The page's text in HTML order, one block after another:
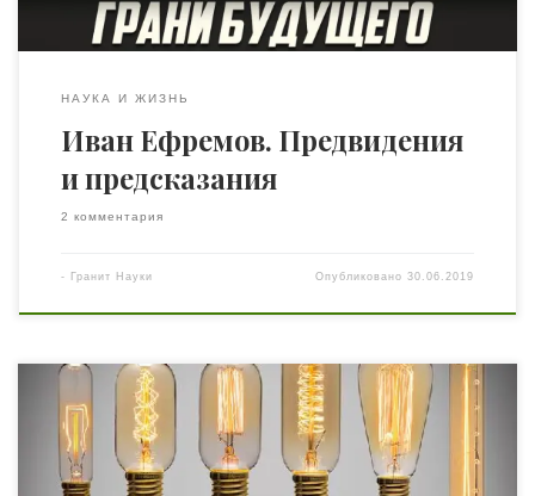
НАУКА И ЖИЗНЬ
Иван Ефремов. Предвидения
и предсказания
2 комментария
- Гранит Науки Опубликовано30.06.2019
На сегодняшний день электрическая лампа остается
одним из самых популярных электротехнических
устройств. В течение первой половины XIX века
господствующее положение занимало газовое